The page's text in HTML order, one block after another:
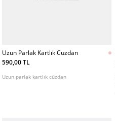
Uzun Parlak Kartlık Cuzdan
590,00 TL
Uzun parlak kartlık cüzdan